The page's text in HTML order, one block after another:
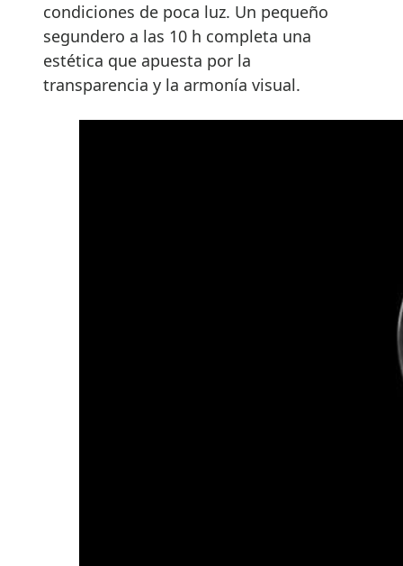
condiciones de poca luz. Un pequeño
segundero a las 10 h completa una
estética que apuesta por la
transparencia y la armonía visual.